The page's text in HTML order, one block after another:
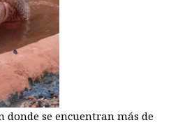
donde se encuentran más de